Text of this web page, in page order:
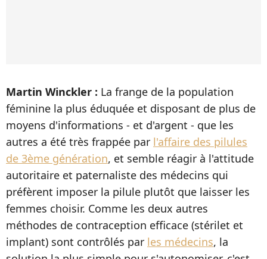
Martin Winckler : La frange de la population
féminine la plus éduquée et disposant de plus de
moyens d'informations - et d'argent - que les
autres a été très frappée par l'affaire des pilules
de 3ème génération, et semble réagir à l'attitude
autoritaire et paternaliste des médecins qui
préfèrent imposer la pilule plutôt que laisser les
femmes choisir. Comme les deux autres
méthodes de contraception efficace (stérilet et
implant) sont contrôlés par les médecins, la